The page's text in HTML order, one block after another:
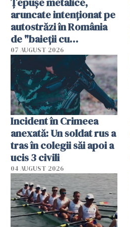
aruncate intenționat pe
autostrăzi în România
de "baieții cu
platforme": "Mi-au
cerut 1200 lei să mă
tracteze"
07 AUGUST 2026
Incident în Crimeea
anexată: Un soldat rus a
tras în colegii săi apoi a
ucis 3 civili
04 AUGUST 2026